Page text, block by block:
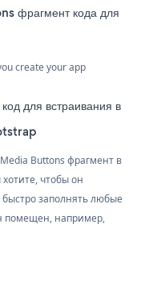
фрагмент кода для
create your app
для встраивания в
Buttons фрагмент в
чтобы он
быстро заполнять любые
помещен, например,